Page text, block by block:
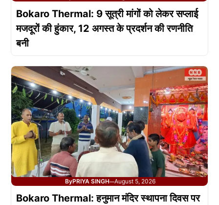
Bokaro Thermal: 9 सूत्री मांगों को लेकर सप्लाई
मजदूरों की हुंकार, 12 अगस्त के प्रदर्शन की रणनीति
बनी
ByPRIYA SINGH—August 5, 2026
Bokaro Thermal: हनुमान मंदिर स्थापना दिवस पर